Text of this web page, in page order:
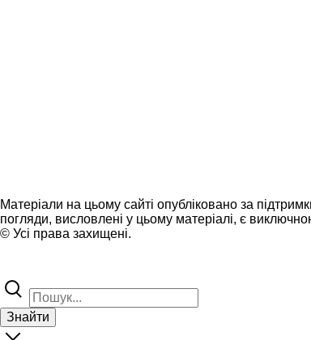
Матеріали на цьому сайті опубліковано за
погляди, висловлені у цьому матеріалі, є
© Усі права захищені.
Знайти